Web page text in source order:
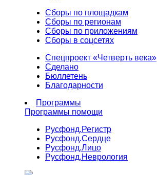
Сборы по площадкам
Сборы по регионам
Сборы по приложениям
Сборы в соцсетях
Спецпроект «Четверть века»
Сделано
Бюллетень
Благодарности
Программы
Программы помощи
Русфонд.Регистр
Русфонд.Сердце
Русфонд.Лицо
Русфонд.Неврология